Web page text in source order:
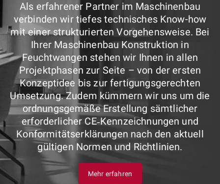
Als erfahrener Partner im Maschinenbau
verbinden wir tiefes technisches Know-how
mit einer strukturierten Vorgehensweise. Bei
Ihrer Maschinenbau Konstruktion in
Feuchtwangen stehen wir Ihnen in allen
Projektphasen zur Seite – von der ersten
Konzeptidee bis zur fertigungsgerechten
Umsetzung. Zudem kümmern wir uns um die
ordnungsgemäße Erstellung sämtlicher
erforderlicher CE‑Kennzeichnungen und
Konformitätserklärungen nach den aktuell
gültigen Normen und Richtlinien.
Mehr erfahren